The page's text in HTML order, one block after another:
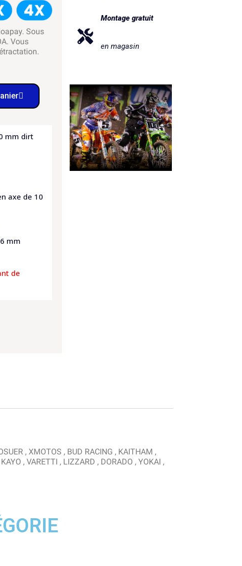
Sous
Vous
mm dirt
axe de 10
mm
de
Montage gratuit
en magasin
, XMOTOS , BUD RACING , KAITHAM ,
, VARETTI , LIZZARD , DORADO , YOKAI ,